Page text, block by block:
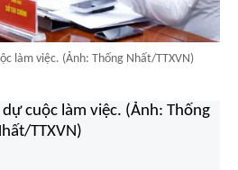
làm việc. (Ảnh: Thống Nhất/TTXVN)